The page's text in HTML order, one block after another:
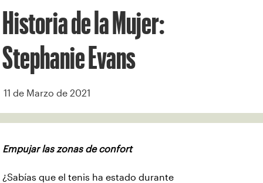
Historia de la Mujer:
Stephanie Evans
11 de Marzo de 2021
Empujar las zonas de confort
¿Sabías que el tenis ha estado durante